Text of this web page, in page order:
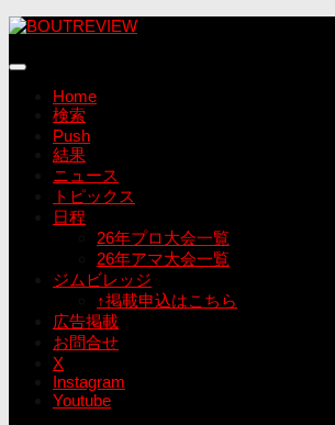
コ
テ
Home
検索
Push
結果
ニュース
トピックス
日程
26年プロ大会一覧
26年アマ大会一覧
ジムビレッジ
↑掲載申込はこちら
広告掲載
お問合せ
X
Instagram
Youtube